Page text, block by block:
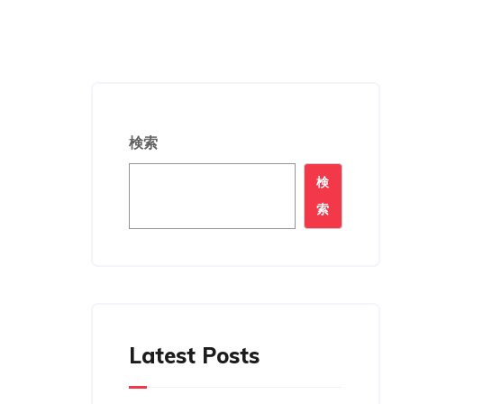
検索
検
索
Latest Posts